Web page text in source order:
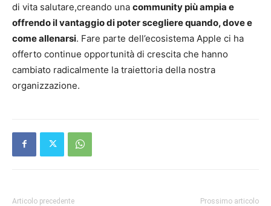
di vita salutare,creando una community più ampia e
offrendo il vantaggio di poter scegliere quando, dove e
come allenarsi. Fare parte dell’ecosistema Apple ci ha
offerto continue opportunità di crescita che hanno
cambiato radicalmente la traiettoria della nostra
organizzazione.
Articolo precedente Prossimo articolo